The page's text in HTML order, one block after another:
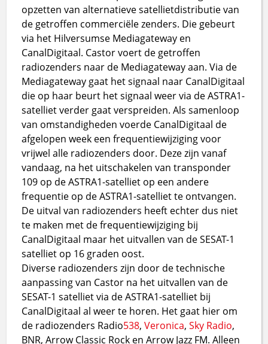
opzetten van alternatieve satellietdistributie van
de getroffen commerciële zenders. Die gebeurt
via het Hilversumse Mediagateway en
CanalDigitaal. Castor voert de getroffen
radiozenders naar de Mediagateway aan. Via de
Mediagateway gaat het signaal naar CanalDigitaal
die op haar beurt het signaal weer via de ASTRA1-
satelliet verder gaat verspreiden. Als samenloop
van omstandigheden voerde CanalDigitaal de
afgelopen week een frequentiewijziging voor
vrijwel alle radiozenders door. Deze zijn vanaf
vandaag, na het uitschakelen van transponder
109 op de ASTRA1-satelliet op een andere
frequentie op de ASTRA1-satelliet te ontvangen.
De uitval van radiozenders heeft echter dus niet
te maken met de frequentiewijziging bij
CanalDigitaal maar het uitvallen van de SESAT-1
satelliet op 16 graden oost.
Diverse radiozenders zijn door de technische
aanpassing van Castor na het uitvallen van de
SESAT-1 satelliet via de ASTRA1-satelliet bij
CanalDigitaal al weer te horen. Het gaat hier om
de radiozenders Radio538,Veronica,Sky Radio,
BNR, Arrow Classic Rock en Arrow Jazz FM. Alleen